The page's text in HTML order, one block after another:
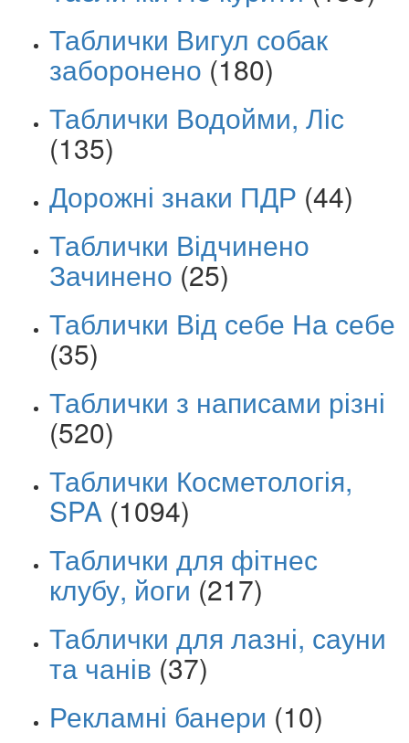
Таблички Вигул собак
заборонено (180)
Таблички Водойми, Ліс
(135)
Дорожні знаки ПДР (44)
Таблички Відчинено
Зачинено (25)
Таблички Від себе На себе
(35)
Таблички з написами різні
(520)
Таблички Косметологія,
SPA (1094)
Таблички для фітнес
клубу, йоги (217)
Таблички для лазні, сауни
та чанів (37)
Рекламні банери (10)